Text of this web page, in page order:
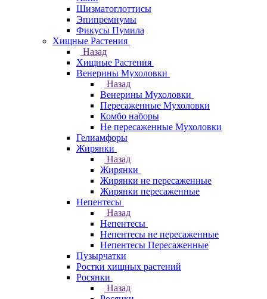
Шизматоглоттисы
Эпипремнумы
Фикусы Пумила
Хищные Растения
Назад
Хищные Растения
Венерины Мухоловки
Назад
Венерины Мухоловки
Пересаженные Мухоловки
Комбо наборы
Не пересаженные Мухоловки
Гелиамфоры
Жирянки
Назад
Жирянки
Жирянки не пересаженные
Жирянки пересаженные
Непентесы
Назад
Непентесы
Непентесы не пересаженные
Непентесы Пересаженные
Пузырчатки
Ростки хищных растений
Росянки
Назад